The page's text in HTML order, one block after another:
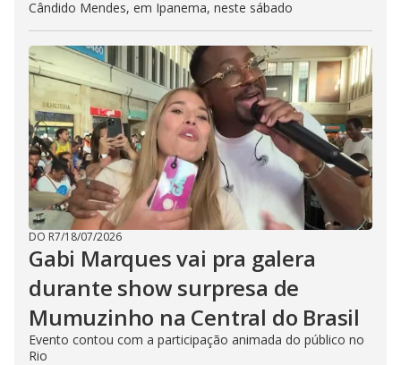
Cândido Mendes, em Ipanema, neste sábado
DO R7/18/07/2026
Gabi Marques vai pra galera
durante show surpresa de
Mumuzinho na Central do Brasil
Evento contou com a participação animada do público no
Rio